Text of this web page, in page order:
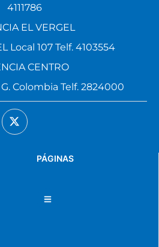
PÁGINAS
4111786
EL VERGEL
Local 107 Telf. 4103554
CENTRO
Colombia Telf. 2824000